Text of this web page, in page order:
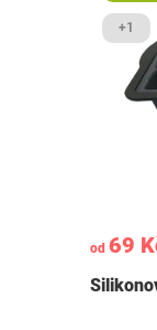
+1
od 69